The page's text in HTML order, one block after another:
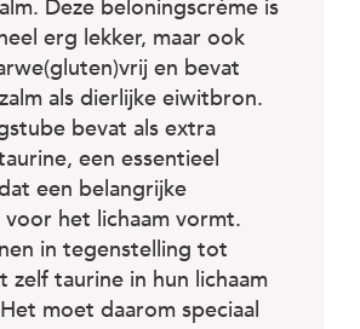
Deze beloningscrème is
erg lekker, maar ook
en bevat
als dierlijke eiwitbron.
bevat als extra
een essentieel
een belangrijke
het lichaam vormt.
in tegenstelling tot
zelf taurine in hun lichaam
moet daarom speciaal